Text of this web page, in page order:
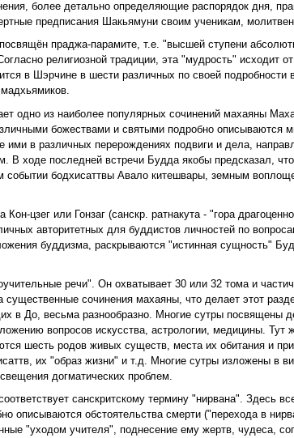
более детально определяющие распорядок дня,
предписания Шакьямуни своим ученикам,
праджа-парамите, т.е. "высшей ступени
религиозной традиции, эта "мудрость" исходит
в Шэрчине в шести различных по своей подробности
одно из наиболее популярных сочинений махаяны
божествами и святыми подробно описываются
ими в различных перерождениях подвиги и дела,
ходе последней встречи Будда якобы предсказал,
бодхисаттвы Авало китешвары, земным
цзег или Гонзаг (санскр. ратнакута - "гора
авторитетных для буддистов личностей по
буддизма, раскрываются "истинная сущность"
речи". Он охватывает 30 или 32 тома и
существенные сочинения махаяны, что делает этот
в До, весьма разнообразно. Многие сутры посвящены
вопросов искусства, астрологии, медицины. Тут
шесть родов живых существ, места их обитания и
их "образ жизни" и т.д. Многие сутры изложены в
догматических проблем.
санскритскому термину "нирвана". Здесь
описываются обстоятельства смерти ("перехода в
"уходом учителя", поднесение ему жертв, чудеса,